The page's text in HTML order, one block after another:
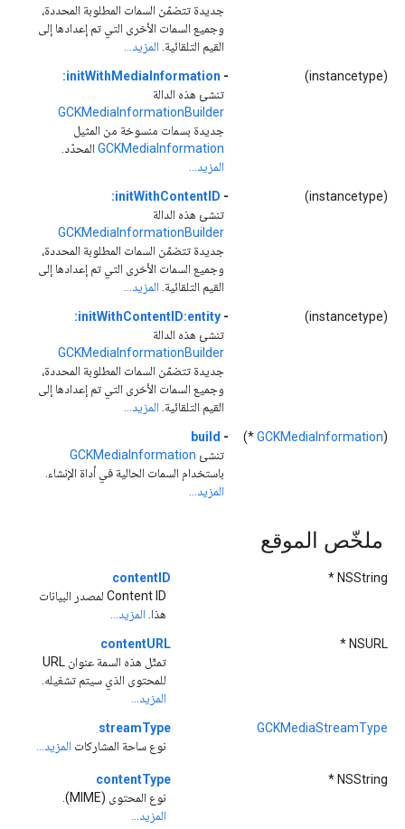
جديدة تتضمّن السمات المطلوبة المحددة،
وجميع السمات الأخرى التي تم إعدادها إلى
القيم التلقائية. المزيد...
(instancetype)
-
initWithMediaInformation:
تنشئ هذه الدالة
GCKMediaInformationBuilder
جديدة بسمات منسوخة من المثيل
GCKMediaInformation المحدّد.
المزيد...
(instancetype)
-
initWithContentID:
تنشئ هذه الدالة
GCKMediaInformationBuilder
جديدة تتضمّن السمات المطلوبة المحددة،
وجميع السمات الأخرى التي تم إعدادها إلى
القيم التلقائية. المزيد...
(instancetype)
-
initWithContentID:entity:
تنشئ هذه الدالة
GCKMediaInformationBuilder
جديدة تتضمّن السمات المطلوبة المحددة،
وجميع السمات الأخرى التي تم إعدادها إلى
القيم التلقائية. المزيد...
(
GCKMediaInformation
*)
-
build
تنشئ GCKMediaInformation
باستخدام السمات الحالية في أداة الإنشاء.
المزيد...
ملخّص الموقع
NSString *
contentID
Content ID لمصدر البيانات
هذا. المزيد...
NSURL *
contentURL
تمثّل هذه السمة عنوان URL
للمحتوى الذي سيتم تشغيله.
المزيد...
GCKMediaStreamType
streamType
نوع ساحة المشاركات المزيد...
NSString *
contentType
نوع المحتوى (MIME).
المزيد...